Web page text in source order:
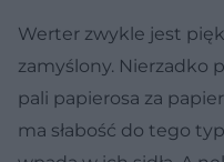
Werter zwykle jest
zamyślony. Nierzadko
pali papierosa za
ma słabość do tego